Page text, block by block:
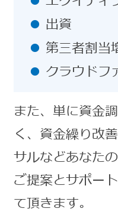
出資
第三者割当
クラウドフ
また、単に資金
く、資金繰り改
サルなどあなた
ご提案とサポー
て頂きます。